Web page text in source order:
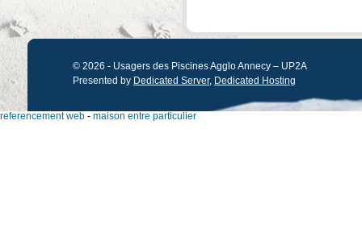
© 2026 - Usagers des Piscines Agglo Annecy – UP2A
Presented by Dedicated Server, Dedicated Hosting
referencement web - maison entre particulier